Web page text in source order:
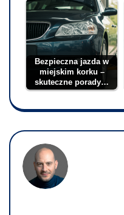
Bezpieczna jazda w
miejskim korku –
skuteczne porady…